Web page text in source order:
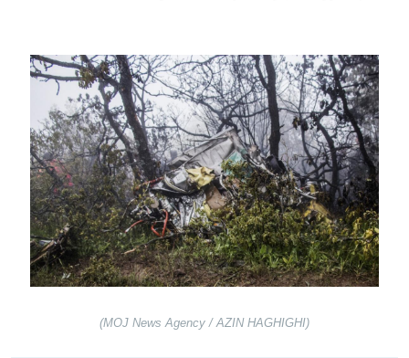
Image
(MOJ News Agency / AZIN HAGHIGHI)